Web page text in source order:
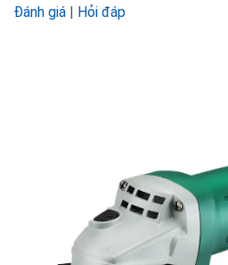
Đánh giá | Hỏi đáp